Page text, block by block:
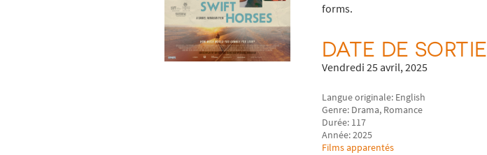
forms.
DATE DE SORTIE
Vendredi 25 avril, 2025
Langue originale: English
Genre: Drama, Romance
Durée: 117
Année: 2025
Films apparentés